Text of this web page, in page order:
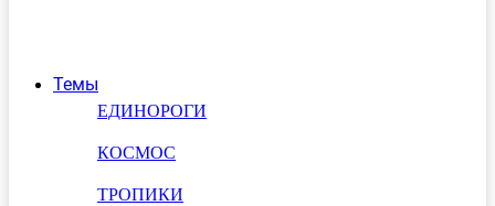
Темы
ЕДИНОРОГИ
КОСМОС
ТРОПИКИ